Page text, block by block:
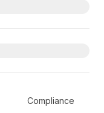
Compliance